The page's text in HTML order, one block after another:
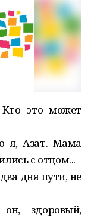
Кто это может
я, Азат. Мама
с отцом...
дня пути, не
здоровый,